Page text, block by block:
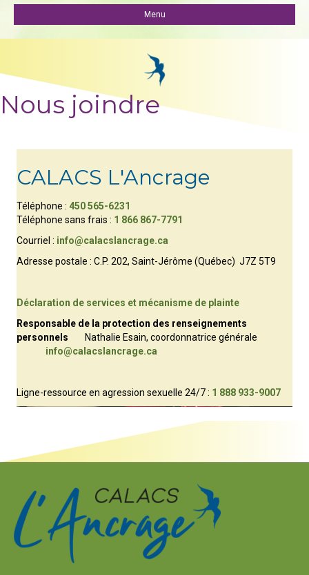
Menu
Nous joindre
CALACS L'Ancrage
Téléphone : 450 565-6231
Téléphone sans frais : 1 866 867-7791
Courriel : info@calacslancrage.ca
Adresse postale : C.P. 202, Saint-Jérôme (Québec) J7Z 5T9
Déclaration de services et mécanisme de plainte
Responsable de la protection des renseignements
personnels
Nathalie Esain, coordonnatrice générale
info@calacslancrage.ca
Ligne-ressource en agression sexuelle 24/7 : 1 888 933-9007